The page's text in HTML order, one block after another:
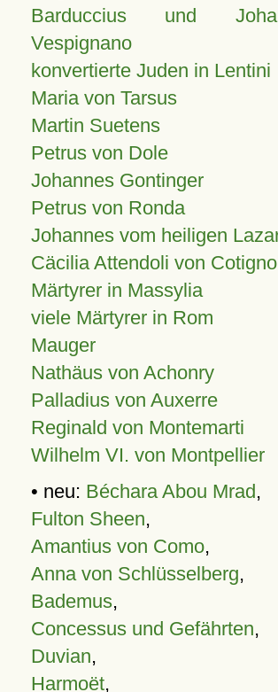
Barduccius und
Vespignano
konvertierte Juden in Lentini
Maria von Tarsus
Martin Suetens
Petrus von Dole
Johannes Gontinger
Petrus von Ronda
Johannes vom heiligen
Cäcilia Attendoli von
Märtyrer in Massylia
viele Märtyrer in Rom
Mauger
Nathäus von Achonry
Palladius von Auxerre
Reginald von Montemarti
Wilhelm VI. von Montpellier
• neu: Béchara Abou Mrad,
Fulton Sheen,
Amantius von Como,
Anna von Schlüsselberg,
Bademus,
Concessus und Gefährten,
Duvian,
Harmoët,